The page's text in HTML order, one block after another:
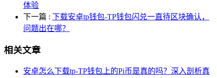
体验
下一篇 : 下载安卓tp钱包-TP钱包闪兑一直待区块确认，
问题出在哪？
相关文章
安卓怎么下载tp-TP钱包上的Pi币是真的吗？深入剖析真